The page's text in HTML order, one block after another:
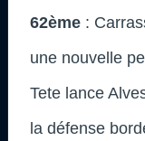
62ème :
une nouvelle
Tete lance
la défense